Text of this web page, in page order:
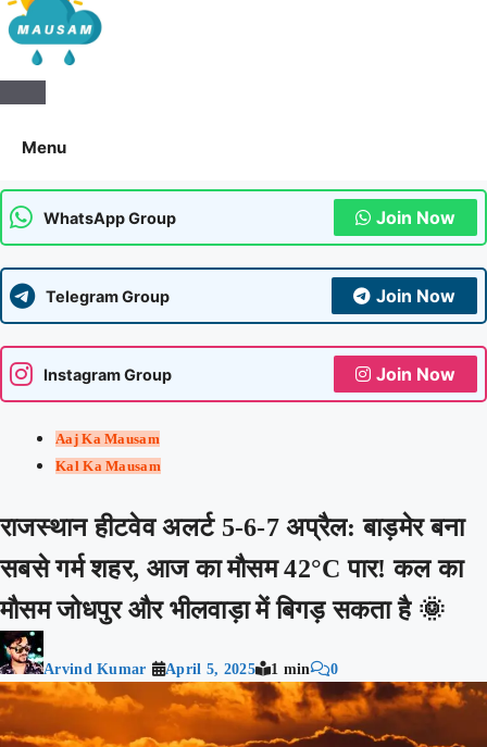
Aaj Ka Mausam | आज का
मौसम | कल का मौसम की जानकारी
सबसे पहले
Menu
WhatsApp Group Join Now
Telegram Group Join Now
Instagram Group Join Now
Aaj Ka Mausam
Kal Ka Mausam
राजस्थान हीटवेव अलर्ट 5-6-7 अप्रैल: बाड़मेर बना
सबसे गर्म शहर, आज का मौसम 42°C पार! कल का
मौसम जोधपुर और भीलवाड़ा में बिगड़ सकता है 🌞
Arvind Kumar April 5, 2025 1 min 0